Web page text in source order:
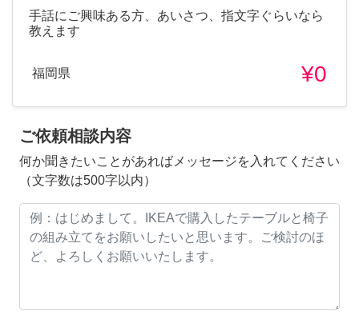
手話にご興味ある方、あいさつ、指文字ぐらいなら
教えます
福岡県 ¥0
ご依頼相談内容
何か聞きたいことがあればメッセージを入れてください
（文字数は500字以内）